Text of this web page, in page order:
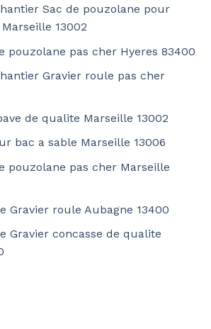
Sac de pouzolane pour
13002
pouzolane pas cher Hyeres 83400
Gravier roule pas cher
de qualite Marseille 13002
bac a sable Marseille 13006
pouzolane pas cher Marseille
Gravier roule Aubagne 13400
Gravier concasse de qualite